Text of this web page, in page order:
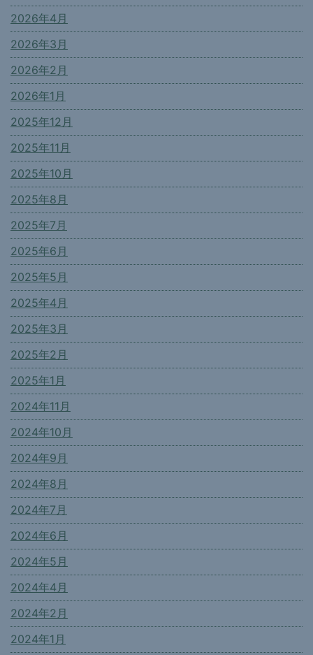
2026年4月
2026年3月
2026年2月
2026年1月
2025年12月
2025年11月
2025年10月
2025年8月
2025年7月
2025年6月
2025年5月
2025年4月
2025年3月
2025年2月
2025年1月
2024年11月
2024年10月
2024年9月
2024年8月
2024年7月
2024年6月
2024年5月
2024年4月
2024年2月
2024年1月